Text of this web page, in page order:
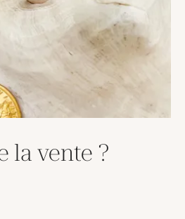
la vente ?